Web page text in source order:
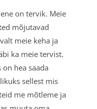
on tervik. Meie
mõjutavad
meie keha ja
ka meie tervist.
on hea saada
sellest mis
me mõtleme ja